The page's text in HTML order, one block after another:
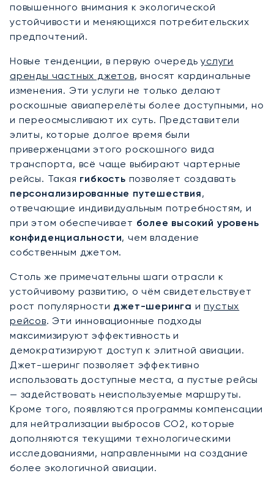
повышенного внимания к экологической
устойчивости и меняющихся потребительских
предпочтений.
Новые тенденции, в первую очередьуслуги
аренды частных джетов, вносят кардинальные
изменения. Эти услуги не только делают
роскошные авиаперелёты более доступными, но
и переосмысливают их суть. Представители
элиты, которые долгое время были
приверженцами этого роскошного вида
транспорта, всё чаще выбирают чартерные
рейсы. Такая гибкость позволяет создавать
персонализированные путешествия,
отвечающие индивидуальным потребностям, и
при этом обеспечивает более высокий уровень
конфиденциальности, чем владение
собственным джетом.
Столь же примечательны шаги отрасли к
устойчивому развитию, о чём свидетельствует
рост популярности джет-шеринга ипустых
рейсов. Эти инновационные подходы
максимизируют эффективность и
демократизируют доступ к элитной авиации.
Джет-шеринг позволяет эффективно
использовать доступные места, а пустые рейсы
— задействовать неиспользуемые маршруты.
Кроме того, появляются программы компенсации
для нейтрализации выбросов CO2, которые
дополняются текущими технологическими
исследованиями, направленными на создание
более экологичной авиации.